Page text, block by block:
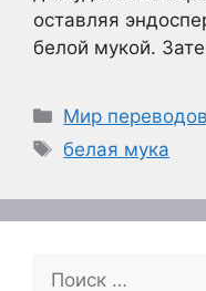
оставляя
белой мукой.
Рубрики
Мир переводов
Метки
белая мука
Поиск: